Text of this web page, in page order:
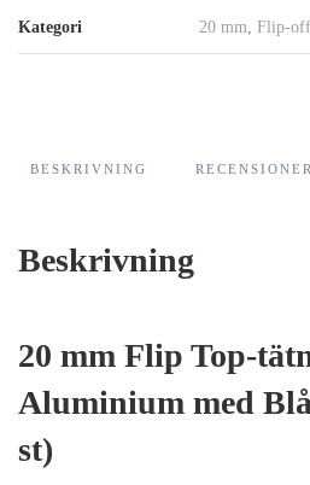
mängd
Kategori 20 mm, Flip-off
BESKRIVNING
Beskrivning
20 mm Flip Top-
Aluminium med
st)